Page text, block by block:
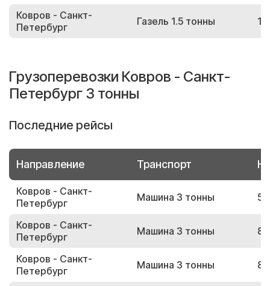
Ковров - Санкт-
Петербург
Газель 1.5 тонны
Грузоперевозки Ковров - Санкт-
Петербург 3 тонны
Последние рейсы
Направление Транспорт
Ковров - Санкт-
Петербург
Машина 3 тонны
Ковров - Санкт-
Петербург
Машина 3 тонны
Ковров - Санкт-
Петербург
Машина 3 тонны